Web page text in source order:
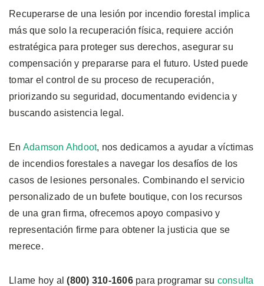
Recuperarse de una lesión por incendio forestal implica
más que solo la recuperación física, requiere acción
estratégica para proteger sus derechos, asegurar su
compensación y prepararse para el futuro. Usted puede
tomar el control de su proceso de recuperación,
priorizando su seguridad, documentando evidencia y
buscando asistencia legal.
En Adamson Ahdoot, nos dedicamos a ayudar a víctimas
de incendios forestales a navegar los desafíos de los
casos de lesiones personales. Combinando el servicio
personalizado de un bufete boutique, con los recursos
de una gran firma, ofrecemos apoyo compasivo y
representación firme para obtener la justicia que se
merece.
Llame hoy al(800) 310-1606para programar su consulta